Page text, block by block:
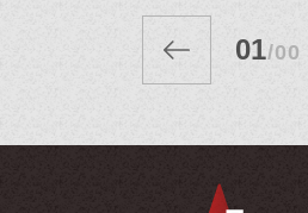
01/00